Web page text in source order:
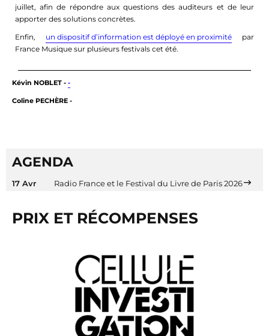
juillet, afin de répondre aux questions des auditeurs et de leur
apporter des solutions concrètes.
Enfin, un dispositif d’information est déployé en proximité
par
France Musique sur plusieurs festivals cet été.
Kévin NOBLET - -
Coline PECHÈRE -
AGENDA
17 Avr Radio France et le Festival du Livre de Paris 2026
PRIX ET RÉCOMPENSES